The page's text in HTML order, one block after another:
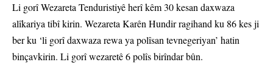
Li gorî Wezareta Tenduristiyê herî kêm 30 kesan daxwaza
alîkariya tibî kirin. Wezareta Karên Hundir ragihand ku 86 kes ji
ber ku ‘li gorî daxwaza rewa ya polîsan tevnegeriyan’ hatin
binçavkirin. Li gorî wezaretê 6 polîs birîndar bûn.